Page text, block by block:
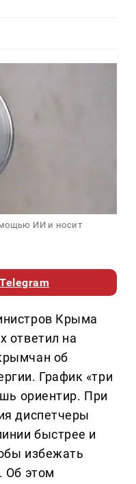
ИИ и носит
Telegram
Крыма
ответил на
об
График «три
ориентир. При
диспетчеры
быстрее и
избежать
Об этом